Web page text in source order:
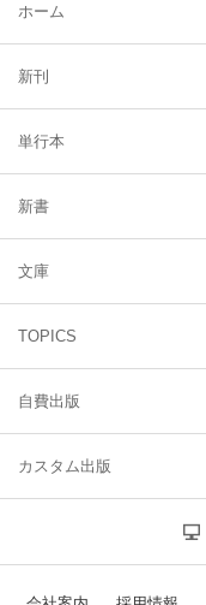
ホーム
新刊
単行本
新書
文庫
TOPICS
自費出版
カスタム出版